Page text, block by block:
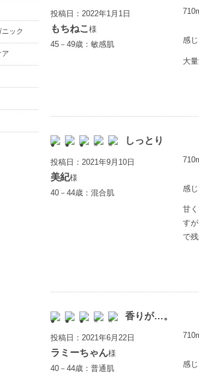
投稿日：2022年1月1日
もちねこ 様
45－49歳：敏感肌
感
大
しっとり
投稿日：2021年9月10日
美紀様
40－44歳：混合肌
感
甘
す
で
香りが…。
投稿日：2021年6月22日
ラミーちゃん様
40－44歳：普通肌
感
ック
ア